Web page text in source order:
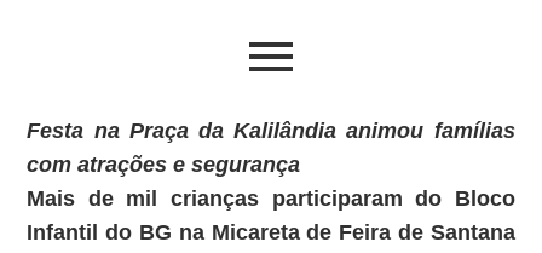
Festa na Praça da Kalilândia animou famílias
com atrações e segurança
Mais de mil crianças participaram do Bloco
Infantil do BG na Micareta de Feira de Santana